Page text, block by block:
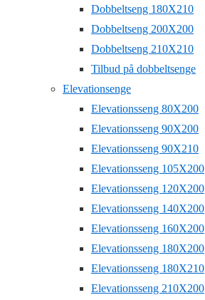
Dobbeltseng 180X210
Dobbeltseng 200X200
Dobbeltseng 210X210
Tilbud på dobbeltsenge
Elevationsenge
Elevationsseng 80X200
Elevationsseng 90X200
Elevationsseng 90X210
Elevationsseng 105X200
Elevationsseng 120X200
Elevationsseng 140X200
Elevationsseng 160X200
Elevationsseng 180X200
Elevationsseng 180X210
Elevationsseng 210X200